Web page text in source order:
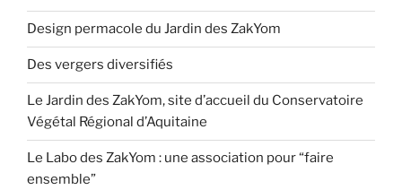
Design permacole du Jardin des ZakYom
Des vergers diversifiés
Le Jardin des ZakYom, site d’accueil du Conservatoire
Végétal Régional d’Aquitaine
Le Labo des ZakYom : une association pour “faire
ensemble”